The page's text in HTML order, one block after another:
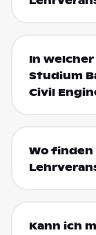
In
Studium
Civil
Wo finden
Kann ich